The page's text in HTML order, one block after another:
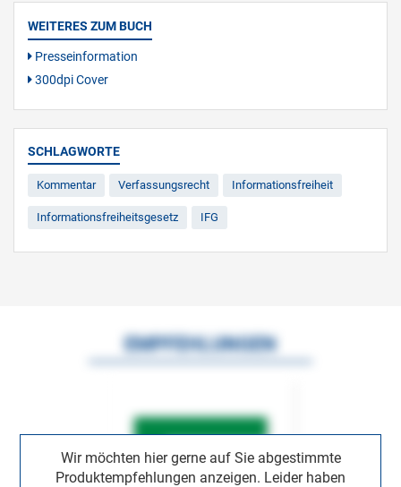
WEITERES ZUM BUCH
Presseinformation
300dpi Cover
SCHLAGWORTE
Kommentar Verfassungsrecht Informationsfreiheit
Informationsfreiheitsgesetz IFG
Wir möchten hier gerne auf Sie abgestimmte
Produktempfehlungen anzeigen. Leider haben
EMPFEHLUNGEN